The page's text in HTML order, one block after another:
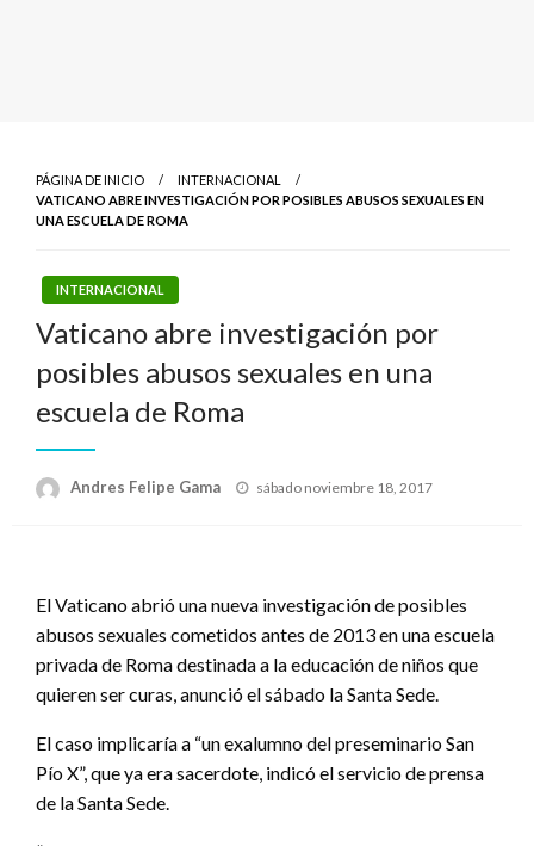
PÁGINA DE INICIO
INTERNACIONAL
VATICANO ABRE INVESTIGACIÓN POR POSIBLES ABUSOS SEXUALES EN
UNA ESCUELA DE ROMA
INTERNACIONAL
Vaticano abre investigación por
posibles abusos sexuales en una
escuela de Roma
Andres Felipe Gama
Publicado
sábado noviembre 18, 2017
El Vaticano abrió una nueva investigación de posibles
abusos sexuales cometidos antes de 2013 en una escuela
privada de Roma destinada a la educación de niños que
quieren ser curas, anunció el sábado la Santa Sede.
El caso implicaría a “un exalumno del preseminario San
Pío X”, que ya era sacerdote, indicó el servicio de prensa
de la Santa Sede.